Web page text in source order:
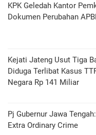
KPK Geledah Kantor
Dokumen Perubahan
Kejati Jateng Usut Tiga
Diduga Terlibat Kasus
Negara Rp 141 Miliar
Pj Gubernur Jawa
Extra Ordinary Crime